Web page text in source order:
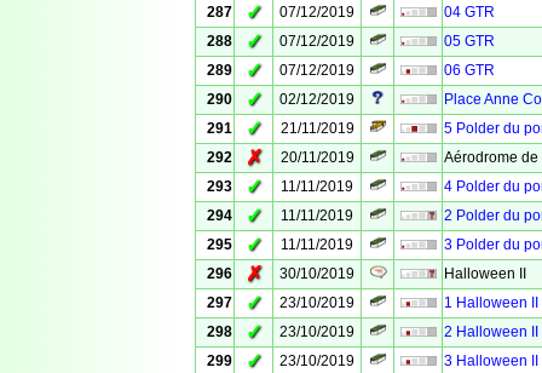
287
✓ 07/12/2019
04 GTR
288
✓ 07/12/2019
05 GTR
289
✓ 07/12/2019
06 GTR
290
✓ 02/12/2019
Place Anne
291
✓ 21/11/2019
5 Polder du
292
✗ 20/11/2019
Aérodrome de
293
✓ 11/11/2019
4 Polder du
294
✓ 11/11/2019
2 Polder du
295
✓ 11/11/2019
3 Polder du
296
✗ 30/10/2019
Halloween II
297
✓ 23/10/2019
1 Halloween II
298
✓ 23/10/2019
2 Halloween II
299
✓ 23/10/2019
3 Halloween II